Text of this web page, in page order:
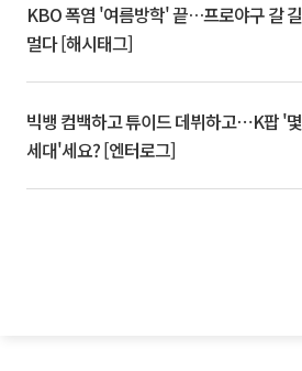
KBO 폭염 '여름방학' 끝…프로야구 갈 길
멀다 [해시태그]
빅뱅 컴백하고 튜이드 데뷔하고⋯K팝 '몇
세대'세요? [엔터로그]